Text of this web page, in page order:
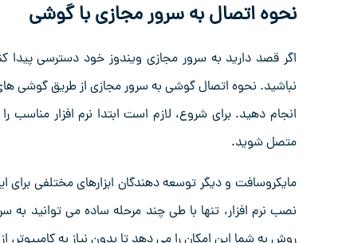
نحوه اتصال به سرور مجازی با گوشی
اگر قصد دارید به سرور مجازی ویندوز خود دسترسی پیدا
نباشید. نحوه اتصال گوشی به سرور مجازی از طریق گوشی
انجام دهید. برای شروع، لازم است ابتدا نرم ‌افزار
متصل شوید.
مایکروسافت و دیگر توسعه ‌دهندگان ابزارهای مختلفی برای
نصب نرم‌ افزار، تنها با طی چند مرحله ساده می‌ توانید به